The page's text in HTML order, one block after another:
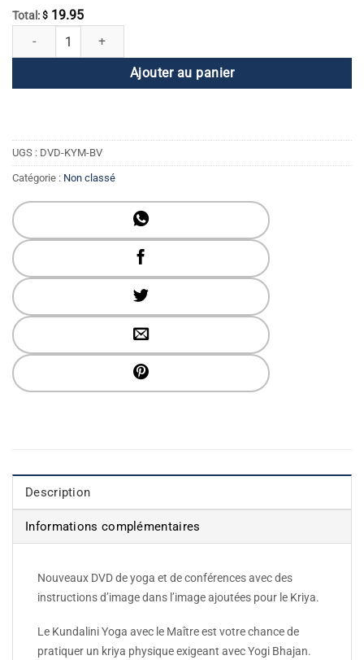
Total: $ 19.95
quantité de Kundalini Yoga avec le Maître - Équilibrez le Vayus
Ajouter au panier
UGS : DVD-KYM-BV
Catégorie : Non classé
Description
Informations complémentaires
Nouveaux DVD de yoga et de conférences avec des
instructions d’image dans l’image ajoutées pour le Kriya.
Le Kundalini Yoga avec le Maître est votre chance de
pratiquer un kriya physique exigeant avec Yogi Bhajan.